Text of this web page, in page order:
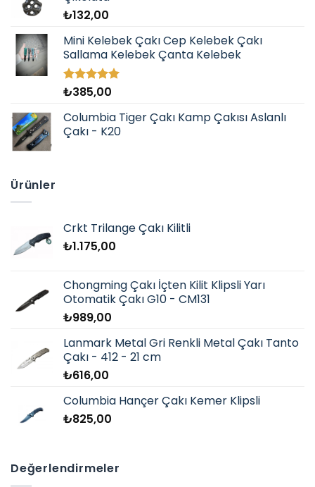
₺132,00
Mini Kelebek Çakı Cep Kelebek Çakı
Sallama Kelebek Çanta Kelebek
5 üzerinden
aldı
₺385,00
Columbia Tiger Çakı Kamp Çakısı Aslanlı
Çakı - K20
Ürünler
Crkt Trilange Çakı Kilitli
₺1.175,00
Chongming Çakı İçten Kilit Klipsli Yarı
Otomatik Çakı G10 - CM131
₺989,00
Lanmark Metal Gri Renkli Metal Çakı Tanto
Çakı - 412 - 21 cm
₺616,00
Columbia Hançer Çakı Kemer Klipsli
₺825,00
Değerlendirmeler